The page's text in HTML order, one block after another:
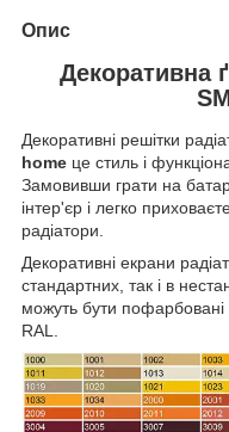
Опис
Декоративна
Декоративні решітки
home це стиль і
Замовивши грати на
інтер'єр і легко
радіатори.
Декоративні екрани
стандартних, так і в
можуть бути пофарбовані
RAL.